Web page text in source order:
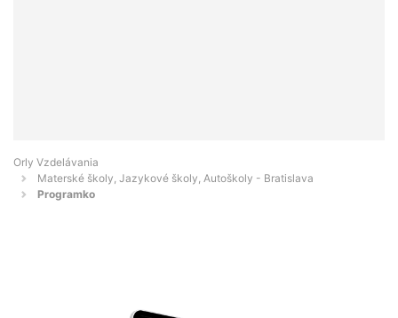
Orly Vzdelávania
Materské školy, Jazykové školy, Autoškoly - Bratislava
Programko